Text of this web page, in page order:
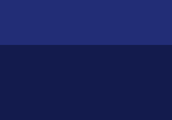
Выберите команду:ФК ЧелябинскЧелябинск-2